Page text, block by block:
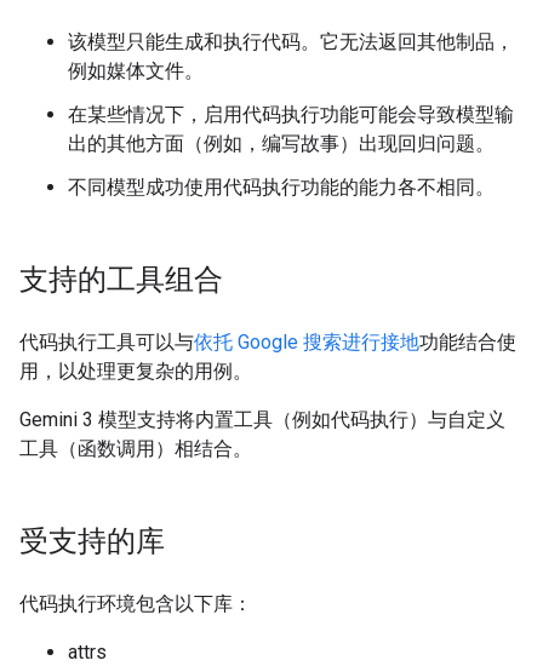
该模型只能生成和执行代码。它无法返回其他制品，
例如媒体文件。
在某些情况下，启用代码执行功能可能会导致模型输
出的其他方面（例如，编写故事）出现回归问题。
不同模型成功使用代码执行功能的能力各不相同。
支持的工具组合
代码执行工具可以与依托 Google 搜索进行接地功能结合使
用，以处理更复杂的用例。
Gemini 3 模型支持将内置工具（例如代码执行）与自定义
工具（函数调用）相结合。
受支持的库
代码执行环境包含以下库：
attrs